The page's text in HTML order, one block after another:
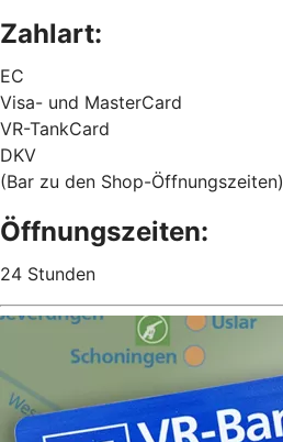
Zahlart:
EC
Visa- und MasterCard
VR-TankCard
DKV
(Bar zu den Shop-Öffnungszeiten)
Öffnungszeiten:
24 Stunden